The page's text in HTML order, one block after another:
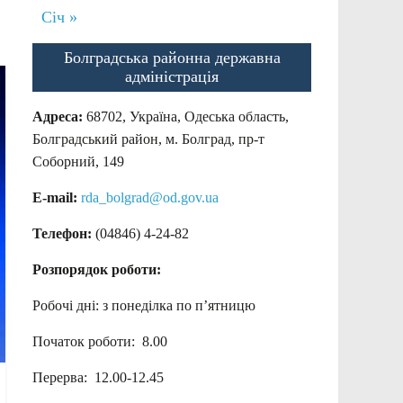
Січ »
Болградська районна державна
адміністрація
Адреса: 68702, Україна, Одеська область,
Болградський район, м. Болград, пр-т
Соборний, 149
E-mail: rda_bolgrad@od.gov.ua
Телефон: (04846) 4-24-82
Розпорядок роботи:
Робочі дні: з понеділка по п’ятницю
Початок роботи: 8.00
Перерва: 12.00-12.45